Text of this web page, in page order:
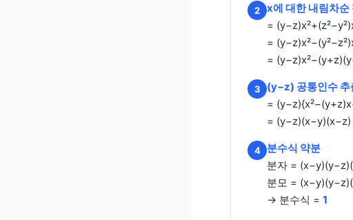
2
x에 대한 내림차순
=
=
=
3
(y−z) 공통인수 추
=
= (y−z)(x−y)(x−z)
4
분수식 약분
분자 =
분모 =
→ 분수식 = 1